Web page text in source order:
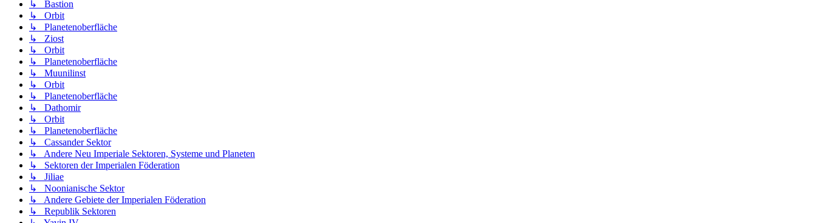
↳ Bastion
↳ Orbit
↳ Planetenoberfläche
↳ Ziost
↳ Orbit
↳ Planetenoberfläche
↳ Muunilinst
↳ Orbit
↳ Planetenoberfläche
↳ Dathomir
↳ Orbit
↳ Planetenoberfläche
↳ Cassander Sektor
↳ Andere Neu Imperiale Sektoren, Systeme und Planeten
↳ Sektoren der Imperialen Föderation
↳ Jiliae
↳ Noonianische Sektor
↳ Andere Gebiete der Imperialen Föderation
↳ Republik Sektoren